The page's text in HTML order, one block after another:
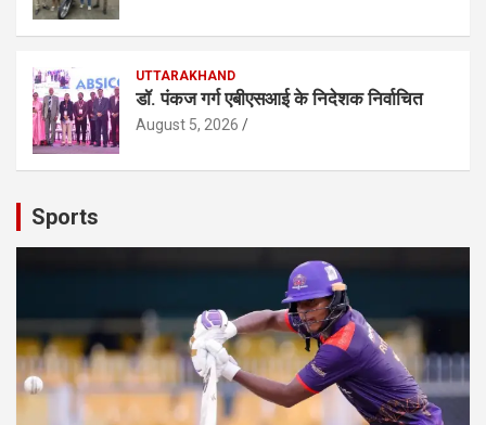
UTTARAKHAND
डॉ. पंकज गर्ग एबीएसआई के निदेशक निर्वाचित
August 5, 2026
Sports